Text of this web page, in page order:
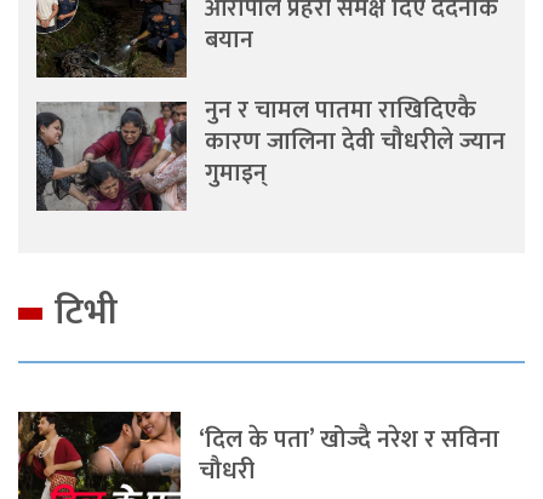
आरोपीले प्रहरी समक्ष दिए दर्दनाक
बयान
नुन र चामल पातमा राखिदिएकै
कारण जालिना देवी चौधरीले ज्यान
गुमाइन्
टिभी
‘दिल के पता’ खोज्दै नरेश र सविना
चौधरी